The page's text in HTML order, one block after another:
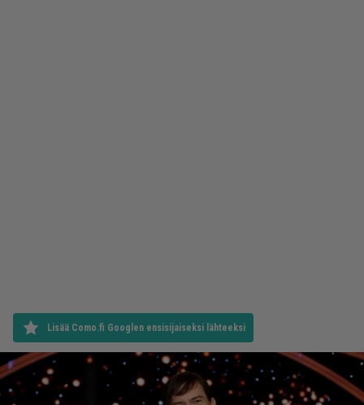
Lisää Como.fi Googlen ensisijaiseksi lähteeksi